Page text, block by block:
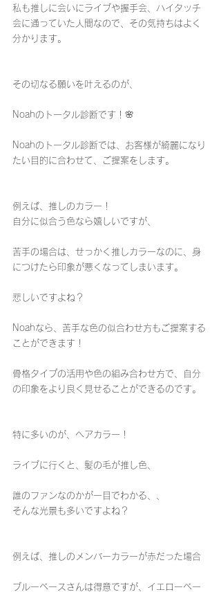
私も推しに会いにライブや握手会、ハイタッチ
会に通っていた人間なので、その気持ちはよく
分かります。
その切なる願いを叶えるのが、
Noahのトータル診断です！🌸
Noahのトータル診断では、お客様が綺麗になり
たい目的に合わせて、ご提案をします。
例えば、推しのカラー！
自分に似合う色なら嬉しいですが、
苦手の場合は、せっかく推しカラーなのに、身
につけたら印象が悪くなってしまいます。
悲しいですよね？
Noahなら、苦手な色の似合わせ方もご提案する
ことができます！
骨格タイプの活用や色の組み合わせ方で、自分
の印象をより良く見せることができるのです。
特に多いのが、ヘアカラー！
ライブに行くと、髪の毛が推し色、
誰のファンなのかが一目でわかる、、
そんな光景も多いですよね？
例えば、推しのメンバーカラーが赤だった場合
ブルーベースさんは得意ですが、イエローベー